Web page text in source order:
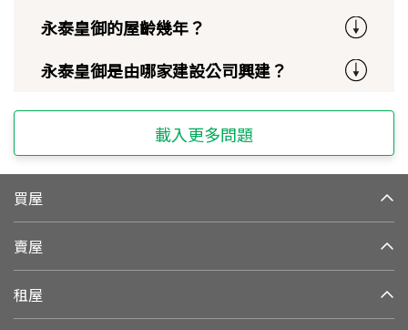
永泰皇御的屋齡幾年？
永泰皇御是由哪家建設公司興建？
載入更多問題
買屋
賣屋
租屋